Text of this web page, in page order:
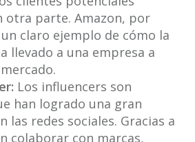
otra parte. Amazon, por
claro ejemplo de cómo la
llevado a una empresa a
Los influencers son
han logrado una gran
las redes sociales. Gracias a
colaborar con marcas,